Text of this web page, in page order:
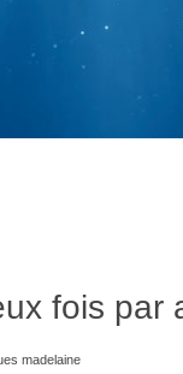
fois par
madelaine